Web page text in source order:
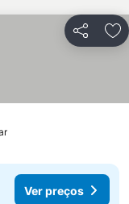
Partilhar
Ver preços